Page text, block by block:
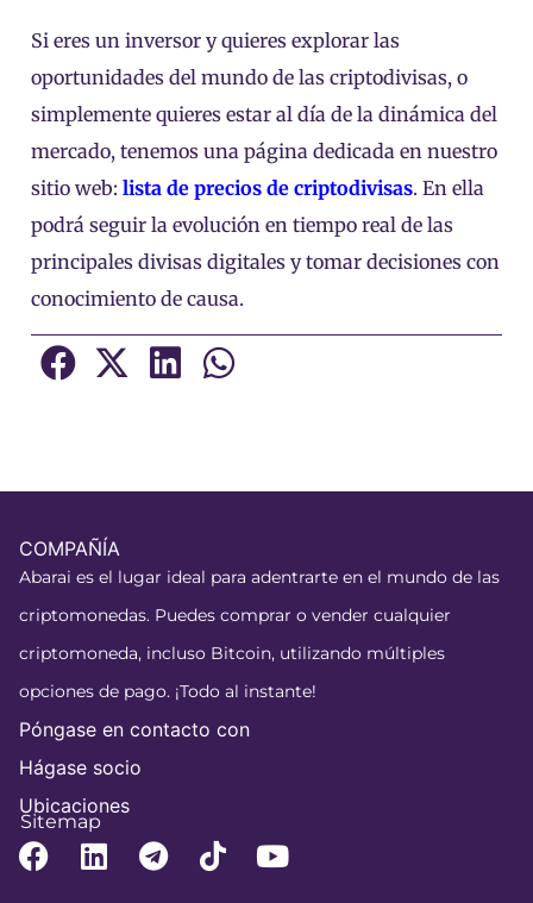
Si eres un inversor y quieres explorar las
oportunidades del mundo de las criptodivisas, o
simplemente quieres estar al día de la dinámica del
mercado, tenemos una página dedicada en nuestro
sitio web: lista de precios de criptodivisas. En ella
podrá seguir la evolución en tiempo real de las
principales divisas digitales y tomar decisiones con
conocimiento de causa.
COMPAÑÍA
Abarai es el lugar ideal para adentrarte en el mundo de las
criptomonedas. Puedes comprar o vender cualquier
criptomoneda, incluso Bitcoin, utilizando múltiples
opciones de pago. ¡Todo al instante!
Póngase en contacto con
Hágase socio
Ubicaciones
Sitemap